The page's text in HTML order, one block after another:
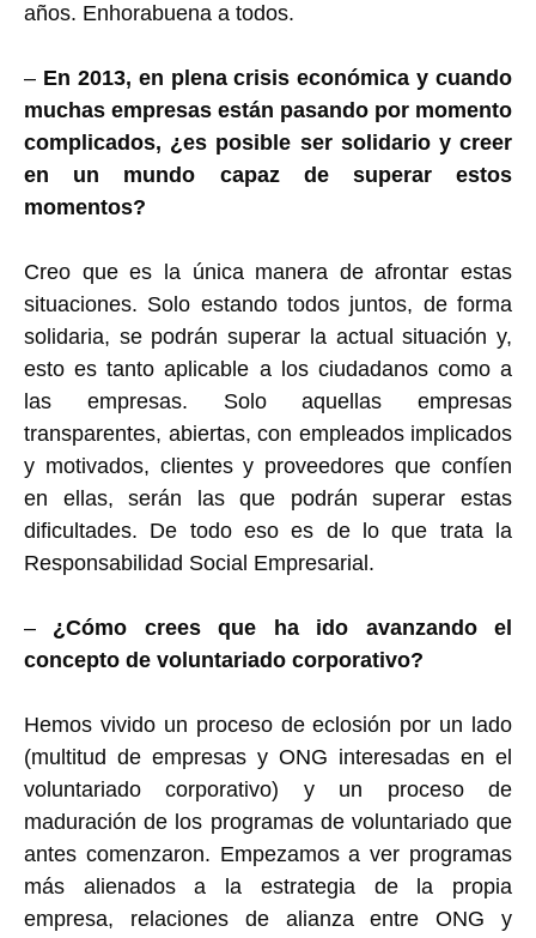
años. Enhorabuena a todos.
– En 2013, en plena crisis económica y cuando
muchas empresas están pasando por momento
complicados, ¿es posible ser solidario y creer
en un mundo capaz de superar estos
momentos?
Creo que es la única manera de afrontar estas
situaciones. Solo estando todos juntos, de forma
solidaria, se podrán superar la actual situación y,
esto es tanto aplicable a los ciudadanos como a
las empresas. Solo aquellas empresas
transparentes, abiertas, con empleados implicados
y motivados, clientes y proveedores que confíen
en ellas, serán las que podrán superar estas
dificultades. De todo eso es de lo que trata la
Responsabilidad Social Empresarial.
– ¿Cómo crees que ha ido avanzando el
concepto de voluntariado corporativo?
Hemos vivido un proceso de eclosión por un lado
(multitud de empresas y ONG interesadas en el
voluntariado corporativo) y un proceso de
maduración de los programas de voluntariado que
antes comenzaron. Empezamos a ver programas
más alienados a la estrategia de la propia
empresa, relaciones de alianza entre ONG y